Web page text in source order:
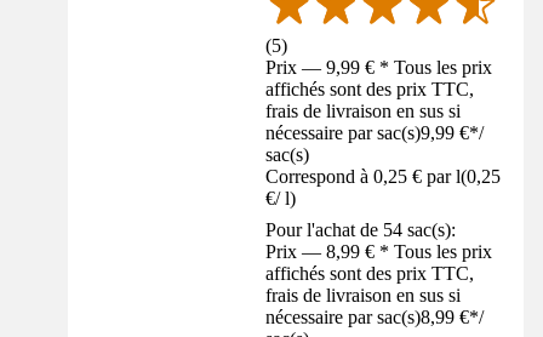
(5)
Prix — 9,99 € * Tous les prix
affichés sont des prix TTC,
frais de livraison en sus si
nécessaire par sac(s)9,99 €*/
sac(s)
Correspond à 0,25 € par l(0,25
€/ l)
Pour l'achat de 54 sac(s):
Prix — 8,99 € * Tous les prix
affichés sont des prix TTC,
frais de livraison en sus si
nécessaire par sac(s)8,99 €*/